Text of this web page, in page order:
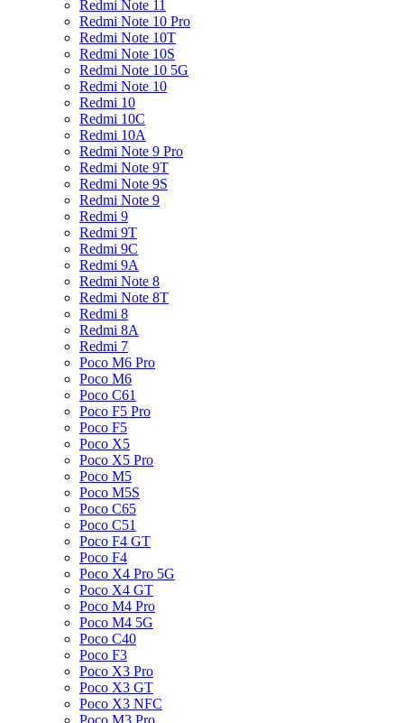
Redmi Note 11
Redmi Note 10 Pro
Redmi Note 10T
Redmi Note 10S
Redmi Note 10 5G
Redmi Note 10
Redmi 10
Redmi 10C
Redmi 10A
Redmi Note 9 Pro
Redmi Note 9T
Redmi Note 9S
Redmi Note 9
Redmi 9
Redmi 9T
Redmi 9C
Redmi 9A
Redmi Note 8
Redmi Note 8T
Redmi 8
Redmi 8A
Redmi 7
Poco M6 Pro
Poco M6
Poco C61
Poco F5 Pro
Poco F5
Poco X5
Poco X5 Pro
Poco M5
Poco M5S
Poco C65
Poco C51
Poco F4 GT
Poco F4
Poco X4 Pro 5G
Poco X4 GT
Poco M4 Pro
Poco M4 5G
Poco C40
Poco F3
Poco X3 Pro
Poco X3 GT
Poco X3 NFC
Poco M3 Pro